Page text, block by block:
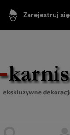
Zarejestruj się